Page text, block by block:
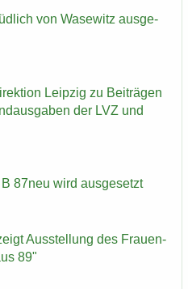
von Wase­witz aus­ge­
Leip­zig zu Bei­trä­gen
der LVZ und
87neu wird aus­ge­setzt
Aus­stel­lung des Frau­en­
89"